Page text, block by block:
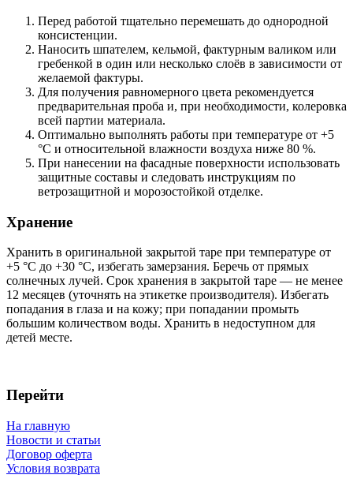
Перед работой тщательно перемешать до однородной
консистенции.
Наносить шпателем, кельмой, фактурным валиком или
гребенкой в один или несколько слоёв в зависимости от
желаемой фактуры.
Для получения равномерного цвета рекомендуется
предварительная проба и, при необходимости, колеровка
всей партии материала.
Оптимально выполнять работы при температуре от +5
°C и относительной влажности воздуха ниже 80 %.
При нанесении на фасадные поверхности использовать
защитные составы и следовать инструкциям по
ветрозащитной и морозостойкой отделке.
Хранение
Хранить в оригинальной закрытой таре при температуре от
+5 °C до +30 °C, избегать замерзания. Беречь от прямых
солнечных лучей. Срок хранения в закрытой таре — не менее
12 месяцев (уточнять на этикетке производителя). Избегать
попадания в глаза и на кожу; при попадании промыть
большим количеством воды. Хранить в недоступном для
детей месте.
Перейти
На главную
Новости и статьи
Договор оферта
Условия возврата